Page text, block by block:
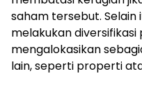
saham tersebut. Selain
melakukan
mengalokasikan
lain, seperti properti